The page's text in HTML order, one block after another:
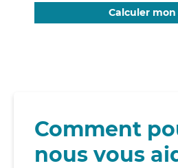
Calculer mon
Comment
nous vous